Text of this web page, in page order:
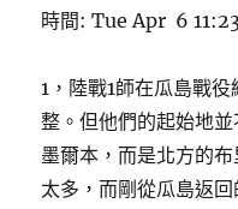
時間: Tue Apr 6
1，陸戰1師在瓜島戰
整。但他們的起始地
墨爾本，而是北方的
太多，而剛從瓜島返回